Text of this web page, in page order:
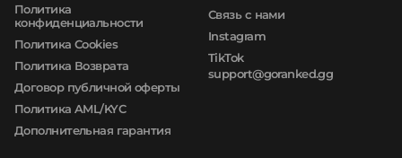
Политика
конфиденциальности
Политика Cookies
Политика Возврата
Договор публичной оферты
Политика AML/KYC
Дополнительная гарантия
Связь с нами
Instagram
TikTok
support@goranked.gg